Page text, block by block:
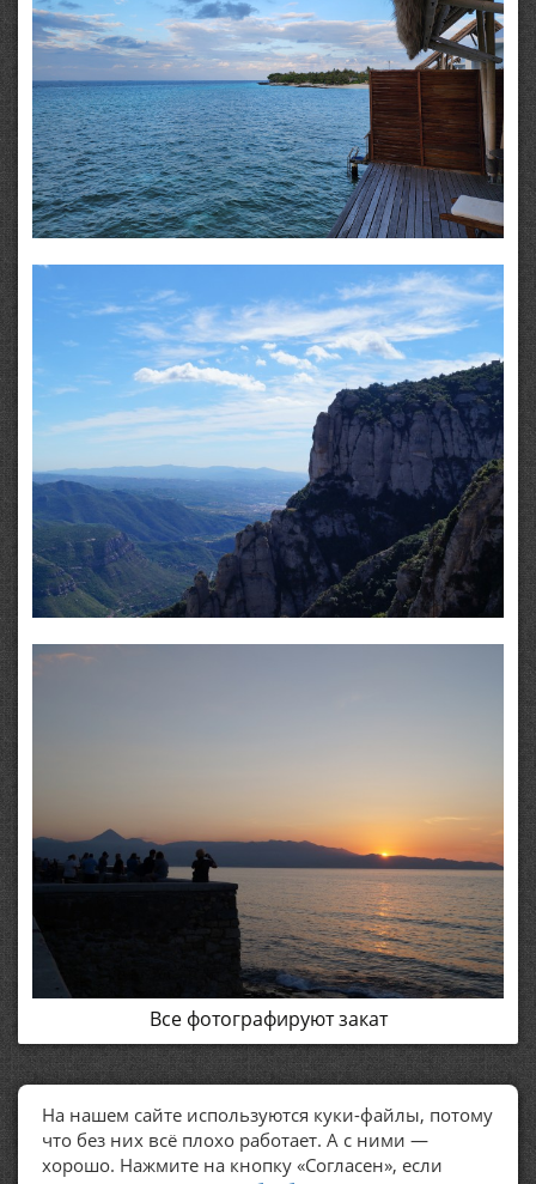
Все фотографируют закат
ПОЛЕЗНЫЕ ССЫЛКИ
Политика обработки персональных данных
На нашем сайте используются куки-файлы, потому
что без них всё плохо работает. А с ними —
хорошо. Нажмите на кнопку «Согласен», если